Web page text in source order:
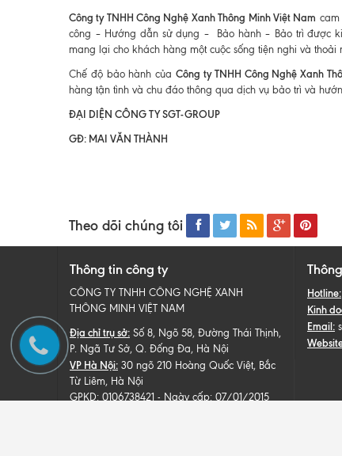
Công ty TNHH Công Nghệ Xanh Thông Minh Việt Nam cam
công – Hướng dẫn sử dụng – Bảo hành – Bảo trì được
mang lại cho khách hàng một cuộc sống tiện nghi và thoải
Chế độ bảo hành củaCông ty TNHH Công Nghệ Xanh
hàng tận tình và chu đáo thông qua dịch vụ bảo trì và
ĐẠI DIỆN CÔNG TY SGT-GROUP
GĐ: MAI VĂN THÀNH
Theo dõi chúng tôi
Thông tin công ty
CÔNG TY TNHH CÔNG NGHỆ XANH
THÔNG MINH VIỆT NAM
Địa chỉ trụ sở: Số 8, Ngõ 58, Đường Thái Thịnh,
P. Ngã Tư Sở, Q. Đống Đa, Hà Nội
VP Hà Nội: 30 ngõ 210 Hoàng Quốc Việt, Bắc
Từ Liêm, Hà Nội
GPKD: 0106738421 - Ngày cấp: 07/01/2015
Hotline:
Kinh
Email: